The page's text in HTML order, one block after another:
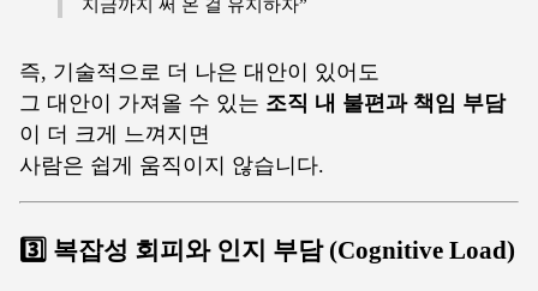
즉, 기술적으로 더 나은 대안이 있어도
그 대안이 가져올 수 있는 조직 내 불편과 책임 부담
이 더 크게 느껴지면
사람은 쉽게 움직이지 않습니다.
3️⃣ 복잡성 회피와 인지 부담 (Cognitive Load)